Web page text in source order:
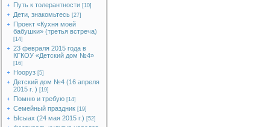
Путь к толерантности [10]
Дети, знакомьтесь [27]
Проект «Кухня моей
бабушки» (третья встреча)
[14]
23 февраля 2015 года в
КГКОУ «Детский дом №4»
[16]
Нооруз [5]
Детский дом №4 (16 апреля
2015 г. ) [19]
Помню и требую [14]
Семейный праздник [19]
Ысыах (24 мая 2015 г.) [52]